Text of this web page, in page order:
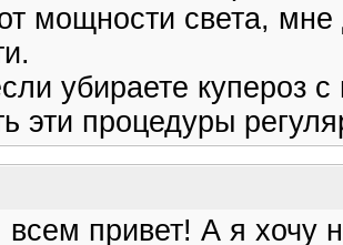
мощности света,
убираете купероз
эти процедуры
всем привет! А я хочу